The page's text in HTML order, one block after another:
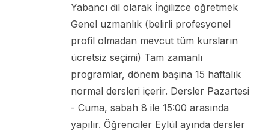
Yabancı dil olarak İngilizce öğretmek
Genel uzmanlık (belirli profesyonel
profil olmadan mevcut tüm kursların
ücretsiz seçimi) Tam zamanlı
programlar, dönem başına 15 haftalık
normal dersleri içerir. Dersler Pazartesi
- Cuma, sabah 8 ile 15:00 arasında
yapılır. Öğrenciler Eylül ayında dersler